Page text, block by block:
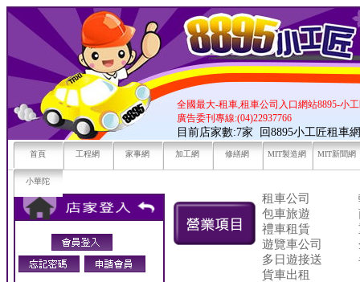
全國最大-租車,租車公司入口網站8895-小
廣告委刊專線:(04)22937766
目前店家數:7家 回8895小工匠租車
首頁 工程網 家事網 加工網 修繕網 MIT製造網 MIT新聞網
小華陀
租車公司
包車旅遊
禮車租賃
遊覽車公司
多日遊接送
貨車出租